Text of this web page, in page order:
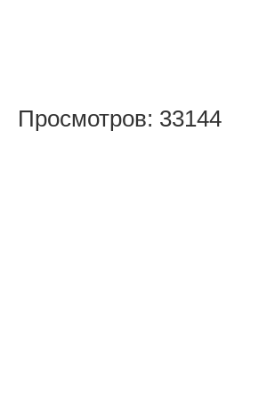
Просмотров: 33144